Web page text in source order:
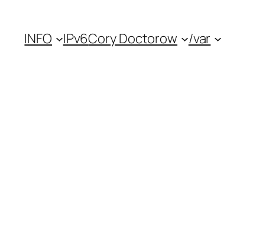
INFO IPv6Cory Doctorow /var